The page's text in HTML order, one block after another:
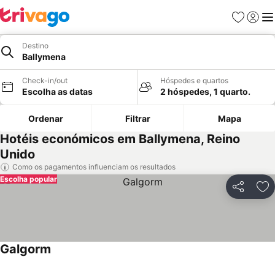
Favoritos
Iniciar
Destino
Ballymena
Check-in/out
Escolha as datas
Hóspedes e quartos
2 hóspedes, 1 quarto.
Ordenar Filtrar Mapa
Hotéis económicos em Ballymena, Reino
Unido
Como os pagamentos influenciam os resultados
Partilhar
Escolha popular
Galgorm